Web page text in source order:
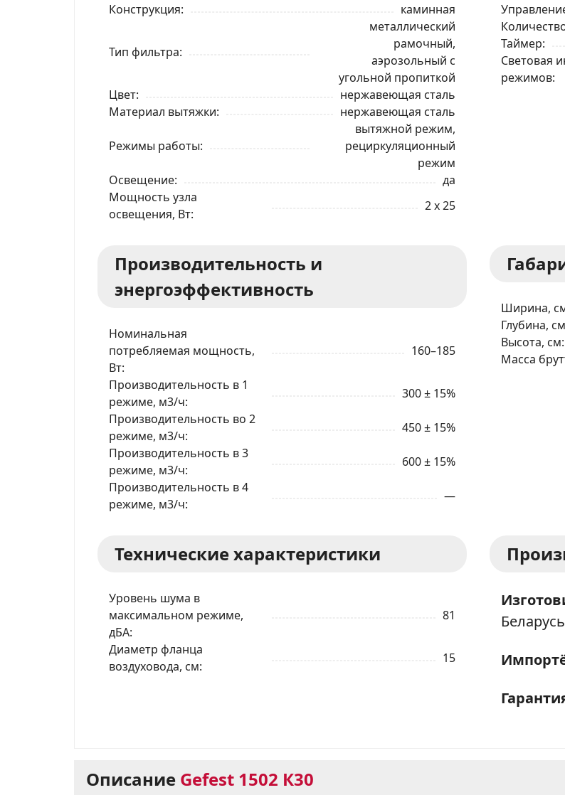
Конструкция каминная
Тип фильтра
металлический
рамочный,
аэрозольный с
угольной пропиткой
Цвет
нержавеющая сталь
Материал вытяжки
нержавеющая сталь
Режимы работы
вытяжной режим,
рециркуляционный
режим
Освещение
да
Мощность узла
освещения, Вт
2 x 25
Таймер
Световая
режимов
Производительность и
энергоэффективность
Номинальная
потребляемая мощность,
Вт
160–185
Производительность в 1
режиме, м3/ч
300 ± 15%
Производительность во 2
режиме, м3/ч
450 ± 15%
Производительность в 3
режиме, м3/ч
600 ± 15%
Производительность в 4
режиме, м3/ч
—
Ширина,
Глубина, см
Высота, см
Масса
Технические характеристики
Уровень шума в
максимальном режиме,
дБА
81
Диаметр фланца
воздуховода, см
15
Описание Gefest 1502 К30
ЗАКАЗАТЬ В 1 КЛИК
торговой площадки
ОТПРАВИТЬ ЗАЯВКУ